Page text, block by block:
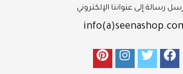
رسالة إلى عنواننا الإلكتروني